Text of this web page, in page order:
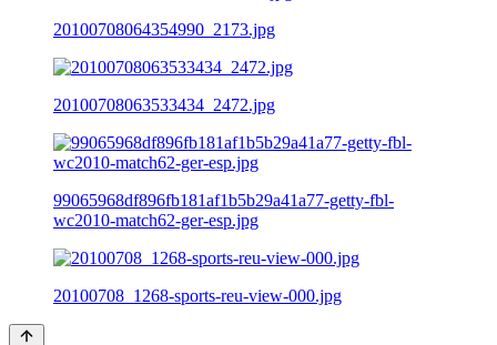
20100708064354990_2173.jpg
20100708063533434_2472.jpg
99065968df896fb181af1b5b29a41a77-getty-fbl-
wc2010-match62-ger-esp.jpg
20100708_1268-sports-reu-view-000.jpg